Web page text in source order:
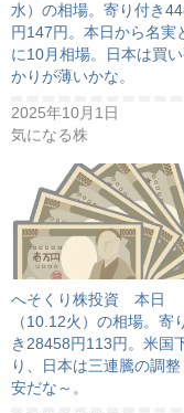
水）の相場。寄り付き
円147円。本日から名実
に10月相場。日本は買
かりが薄いかな。
2025年10月1日
気になる株
へそくり株投資 本日
（10.12火）の相場。寄
き28458円113円。米国
り、日本は三連騰の調整
安だな～。